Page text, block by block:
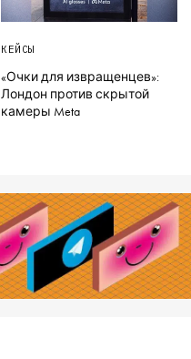
КЕЙСЫ
«Очки для извращенцев»:
Лондон против скрытой
камеры Meta